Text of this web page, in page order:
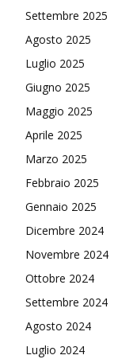
Settembre 2025
Agosto 2025
Luglio 2025
Giugno 2025
Maggio 2025
Aprile 2025
Marzo 2025
Febbraio 2025
Gennaio 2025
Dicembre 2024
Novembre 2024
Ottobre 2024
Settembre 2024
Agosto 2024
Luglio 2024